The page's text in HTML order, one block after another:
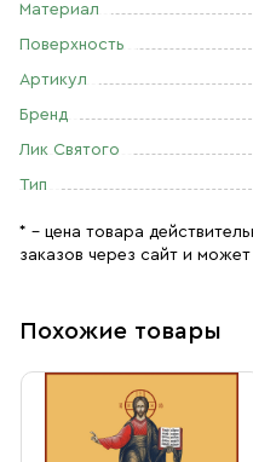
Материал
Поверхность
Артикул
Бренд
Лик Святого
Тип
* – цена товара
заказов через сайт и
Похожие товары